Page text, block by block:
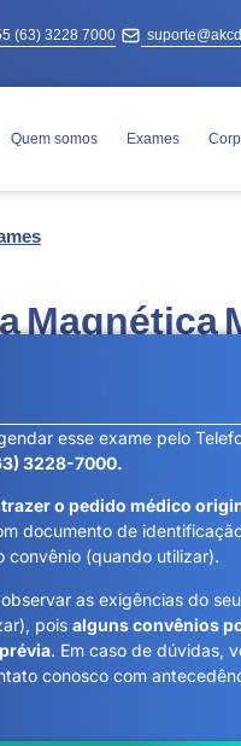
(63) 3228 7000
Quem somos Exames
Magnética
esse exame pelo
3228-7000.
trazer o pedido médico
documento de
convênio (quando utilizar).
as exigências do
pois alguns convênios
. Em caso de dúvidas,
conosco com